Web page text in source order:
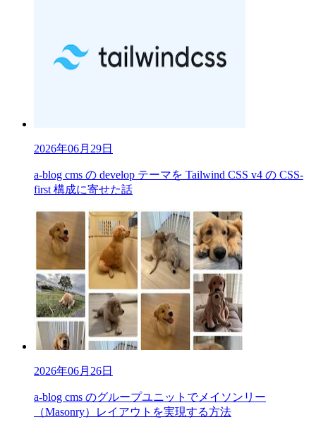
2026年06月29日
a-blog cms の develop テーマを Tailwind CSS v4 の CSS-
first 構成に寄せた話
2026年06月26日
a-blog cms のグループユニットでメイソンリー
（Masonry）レイアウトを実現する方法